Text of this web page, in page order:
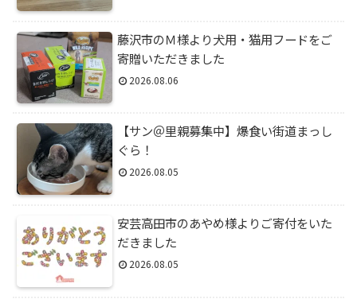
藤沢市のＭ様より犬用・猫用フードをご
寄贈いただきました
2026.08.06
【サン＠里親募集中】爆食い街道まっし
ぐら！
2026.08.05
安芸高田市のあやめ様よりご寄付をいた
だきました
2026.08.05